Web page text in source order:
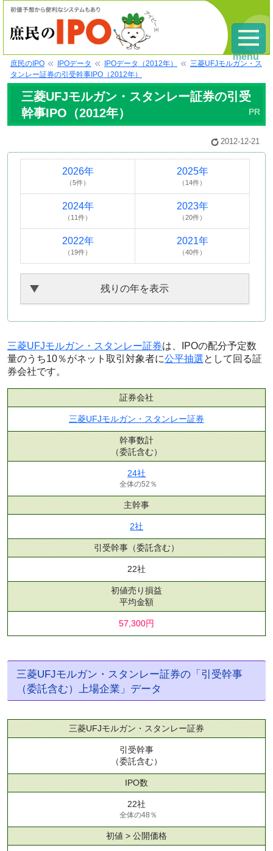
庶民のIPO IPOデータ IPOデータ（2012年）
三菱UFJモルガン・ス
タンレー証券の引受幹事IPO（2012年）
三菱UFJモルガン・スタンレー証券の引受
幹事IPO（2012年）
2012-12-21
2026年
（5件）
2025年
（14件）
2024年
（11件）
2023年
（20件）
2022年
（19件）
2021年
（40件）
残りの年を表示
三菱UFJモルガン・スタンレー証券は、IPOの配分予定数
量のうち10％がネット取引対象者に公平抽選として回る証
券会社です。
証券会社
三菱UFJモルガン・スタンレー証券
幹事数計
（委託含む）
24社
全体の52％
主幹事
2社
引受幹事 （委託含む）
22社
初値売り損益
平均金額
57,300円
三菱UFJモルガン・スタンレー証券の「引受幹事
（委託含む）上場企業」データ
三菱UFJモルガン・スタンレー証券
引受幹事
（委託含む）
IPO数
22社
全体の48％
初値 > 公開価格
menu